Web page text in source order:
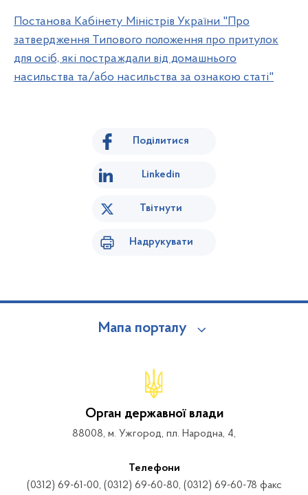
Постанова Кабінету Міністрів України "Про
затвердження Типового положення про притулок
для осіб, які постраждали від домашнього
насильства та/або насильства за ознакою статі"
Поділитися
Linkedin
Твітнути
Надрукувати
Мапа порталу
Орган державної влади
88008, м. Ужгород, пл. Народна, 4,
Телефони
(0312) 69-61-00, (0312) 69-60-80, (0312) 69-60-78 факс